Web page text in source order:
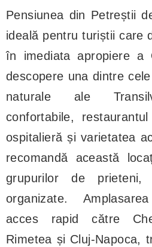
Pensiunea din Petreștii
ideală pentru turiștii care
în imediata apropiere a
descopere una dintre
naturale ale
confortabile,
ospitalieră și varietatea
recomandă această
grupurilor de
organizate.
acces rapid către
Rimetea și Cluj-Napoca,